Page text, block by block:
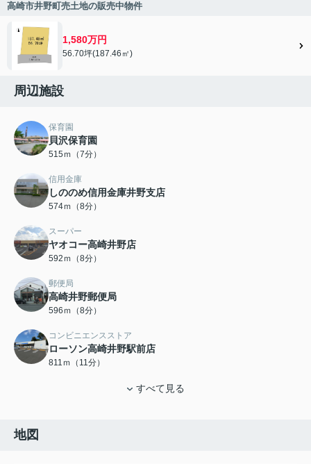
高崎市井野町売土地の販売中物件
1,580万円
56.70坪(187.46㎡)
周辺施設
保育園
貝沢保育園
515ｍ（7分）
信用金庫
しののめ信用金庫井野支店
574ｍ（8分）
スーパー
ヤオコー高崎井野店
592ｍ（8分）
郵便局
高崎井野郵便局
596ｍ（8分）
コンビニエンスストア
ローソン高崎井野駅前店
811ｍ（11分）
すべて見る
地図